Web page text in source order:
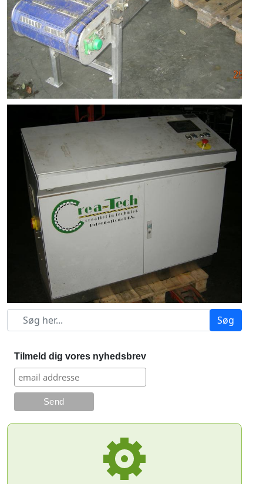
Søg
Tilmeld dig vores nyhedsbrev